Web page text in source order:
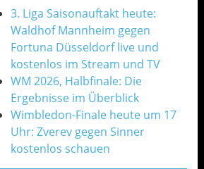
3. Liga Saisonauftakt heute:
Waldhof Mannheim gegen
Fortuna Düsseldorf live und
kostenlos im Stream und TV
WM 2026, Halbfinale: Die
Ergebnisse im Überblick
Wimbledon-Finale heute um 17
Uhr: Zverev gegen Sinner
kostenlos schauen